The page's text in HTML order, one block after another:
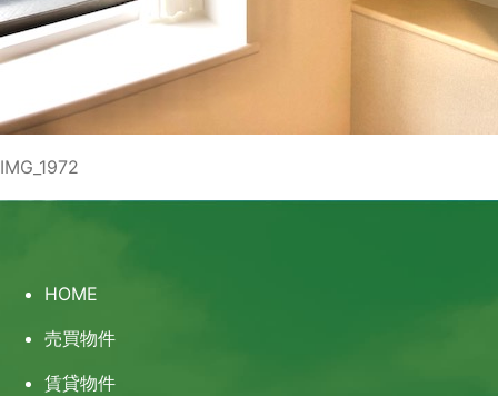
IMG_1972
HOME
売買物件
賃貸物件